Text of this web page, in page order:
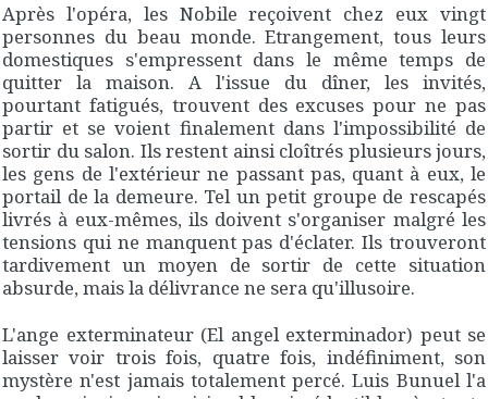
Après l'opéra, les Nobile reçoivent chez eux vingt
personnes du beau monde. Etrangement, tous leurs
domestiques s'empressent dans le même temps de
quitter la maison. A l'issue du dîner, les invités,
pourtant fatigués, trouvent des excuses pour ne pas
partir et se voient finalement dans l'impossibilité de
sortir du salon. Ils restent ainsi cloîtrés plusieurs jours,
les gens de l'extérieur ne passant pas, quant à eux, le
portail de la demeure. Tel un petit groupe de rescapés
livrés à eux-mêmes, ils doivent s'organiser malgré les
tensions qui ne manquent pas d'éclater. Ils trouveront
tardivement un moyen de sortir de cette situation
absurde, mais la délivrance ne sera qu'illusoire.
L'ange exterminateur(El angel exterminador) peut se
laisser voir trois fois, quatre fois, indéfiniment, son
mystère n'est jamais totalement percé. Luis Bunuel l'a